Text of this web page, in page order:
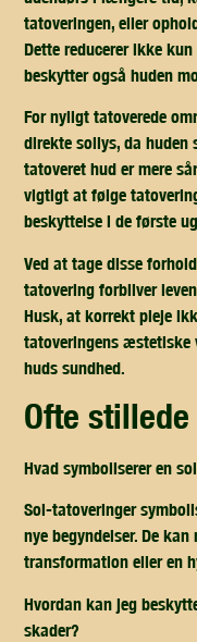
tatoveringen, eller
Dette reducerer ikke
beskytter også huden
For nyligt tatoverede
direkte sollys, da huden
tatoveret hud er mere
vigtigt at følge
beskyttelse i de første
Ved at tage disse
tatovering forbliver
Husk, at korrekt pleje
tatoveringens æstetiske
huds sundhed.
ofte
Hvad symboliserer en
Sol-tatoveringer
nye begyndelser. De
transformation eller en
Hvordan kan jeg
skader?